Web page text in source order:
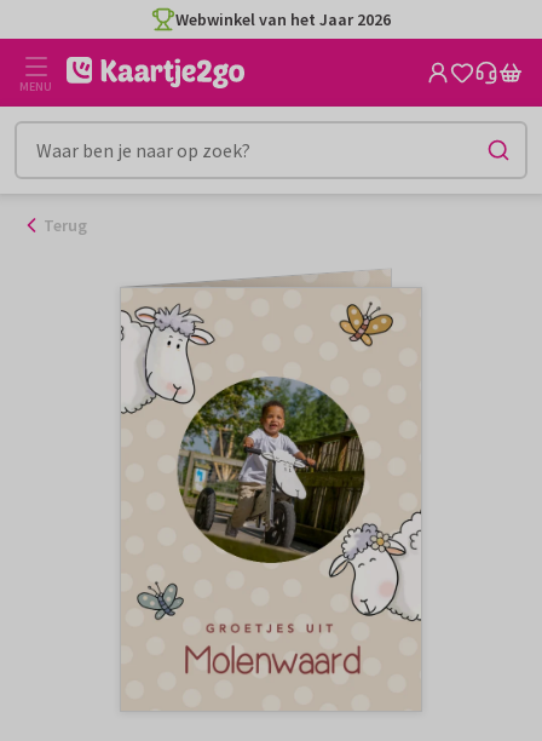
naar
inhoud
Webwinkel van het Jaar 2026
MENU
Terug